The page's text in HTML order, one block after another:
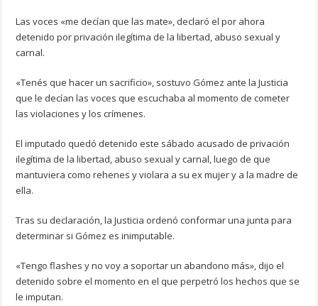
Las voces «me decían que las mate», declaró el por ahora
detenido por privación ilegítima de la libertad, abuso sexual y
carnal.
«Tenés que hacer un sacrificio», sostuvo Gómez ante la Justicia
que le decían las voces que escuchaba al momento de cometer
las violaciones y los crímenes.
El imputado quedó detenido este sábado acusado de privación
ilegítima de la libertad, abuso sexual y carnal, luego de que
mantuviera como rehenes y violara a su ex mujer y a la madre de
ella.
Tras su declaración, la Justicia ordenó conformar una junta para
determinar si Gómez es inimputable.
«Tengo flashes y no voy a soportar un abandono más», dijo el
detenido sobre el momento en el que perpetró los hechos que se
le imputan.